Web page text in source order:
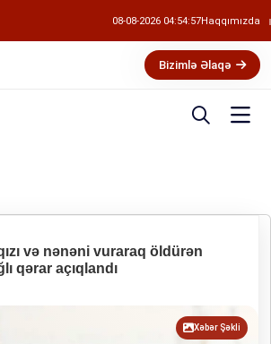
08-08-2026 04:54:58Haqqımızda
Bizimlə Əlaqə
və nənəni vuraraq öldürən
qərar açıqlandı
Xəbər Şəkli